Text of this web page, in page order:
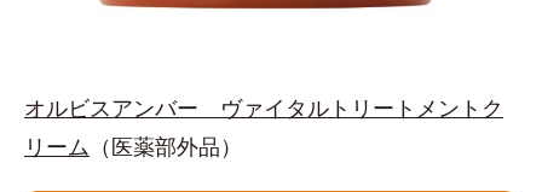
オルビスアンバー ヴァイタルトリートメントク
リーム （医薬部外品）